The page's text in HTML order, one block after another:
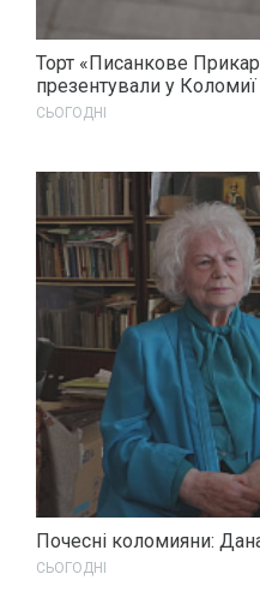
Торт «Писанкове
презентували у Коломиї
СЬОГОДНІ
Почесні коломияни:
СЬОГОДНІ